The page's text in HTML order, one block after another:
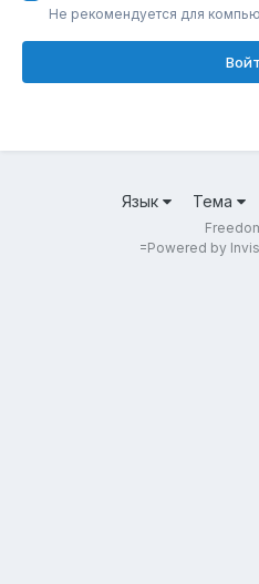
Не рекомендуется для
Язык Тема
=Powered by